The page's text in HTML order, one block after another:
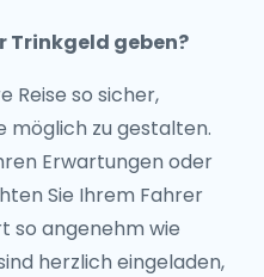
Trinkgeld geben?
Reise so sicher,
möglich zu gestalten.
Erwartungen oder
Sie Ihrem Fahrer
so angenehm wie
herzlich eingeladen,